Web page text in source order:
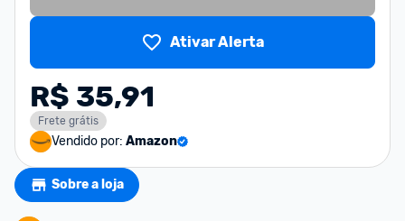
Ativar Alerta
R$ 35,91
Frete grátis
Vendido por: Amazon
Sobre a loja